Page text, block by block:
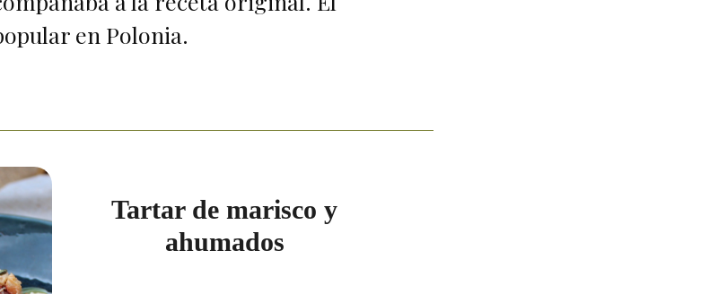
en Polonia.
Tartar de marisco y
ahumados